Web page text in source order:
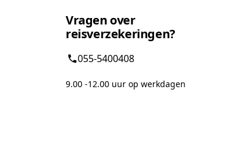
Vragen over
reisverzekeringen?
055-5400408
9.00 -12.00 uur op werkdagen